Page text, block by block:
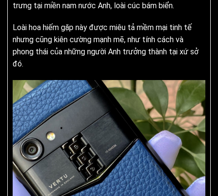
trưng tại miền nam nước Anh, loài cúc bám biển.
Loài hoa hiếm gặp này được miêu tả mềm mại tinh tế
nhưng cũng kiên cường mạnh mẽ, như tính cách và
phong thái của những người Anh trưởng thành tại xứ sở
đó.